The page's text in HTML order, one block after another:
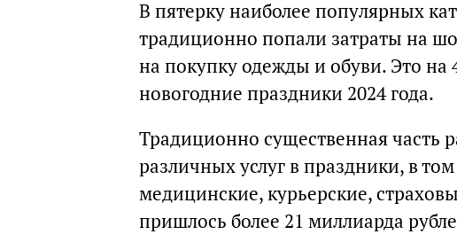
В пятерку наиболее популярных
традиционно попали затраты на
на покупку одежды и обуви. Это
новогодние праздники 2024 года.
Традиционно существенная часть
различных услуг в праздники, в
медицинские, курьерские,
пришлось более 21 миллиарда